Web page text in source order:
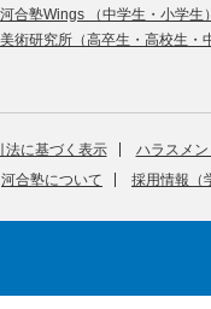
河合塾Wings （中学生・小学生）
美術研究所（高卒生・高校生・
法に基づく表示 ハラスメ
河合塾について
採用情報（